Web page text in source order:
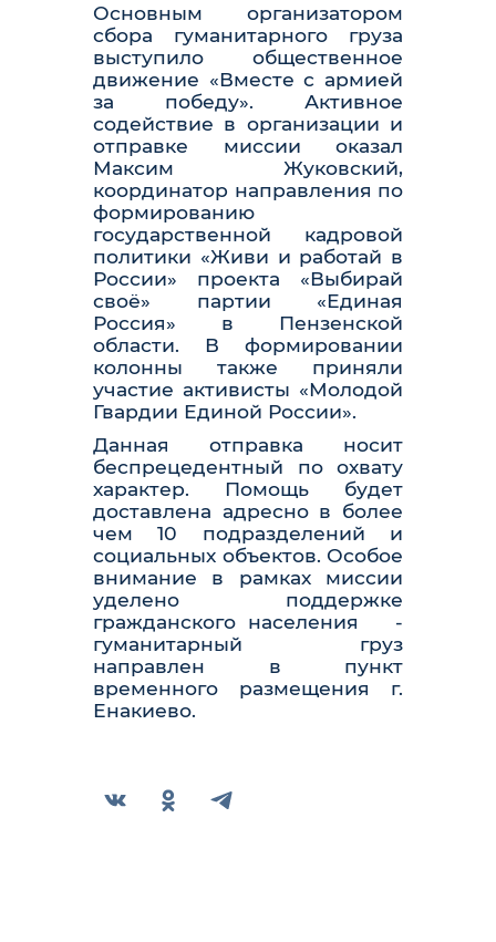
Основным организатором
сбора гуманитарного груза
выступило общественное
движение «Вместе с армией
за победу». Активное
содействие в организации и
отправке миссии оказал
Максим Жуковский,
координатор направления по
формированию
государственной кадровой
политики «Живи и работай в
России» проекта «Выбирай
своё» партии «Единая
Россия» в Пензенской
области. В формировании
колонны также приняли
участие активисты «Молодой
Гвардии Единой России».
Данная отправка носит
беспрецедентный по охвату
характер. Помощь будет
доставлена адресно в более
чем 10 подразделений и
социальных объектов. Особое
внимание в рамках миссии
уделено поддержке
гражданского населения
-
гуманитарный груз
направлен в пункт
временного размещения г.
Енакиево.